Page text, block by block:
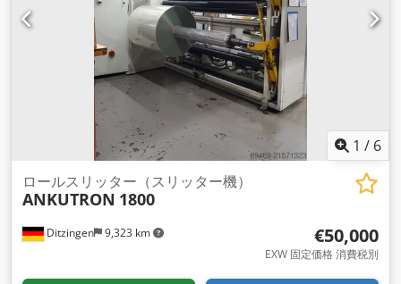
1 / 6
Ditzingen 9,323 km
ロールスリッター（スリッター機）
ANKUTRON 1800
€50,000
EXW 固定価格 消費税別